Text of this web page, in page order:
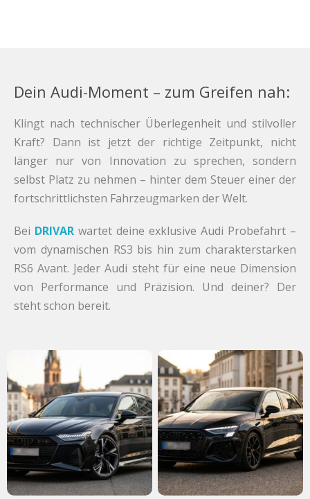
Dein Audi-Moment – zum Greifen nah:
Klingt nach technischer Überlegenheit und stilvoller
Kraft? Dann ist jetzt der richtige Zeitpunkt, nicht
länger nur von Innovation zu sprechen, sondern
selbst Platz zu nehmen – hinter dem Steuer einer der
fortschrittlichsten Fahrzeugmarken der Welt.
Bei DRIVAR wartet deine exklusive Audi Probefahrt –
vom dynamischen RS3 bis hin zum charakterstarken
RS6 Avant. Jeder Audi steht für eine neue Dimension
von Performance und Präzision. Und deiner? Der
steht schon bereit.